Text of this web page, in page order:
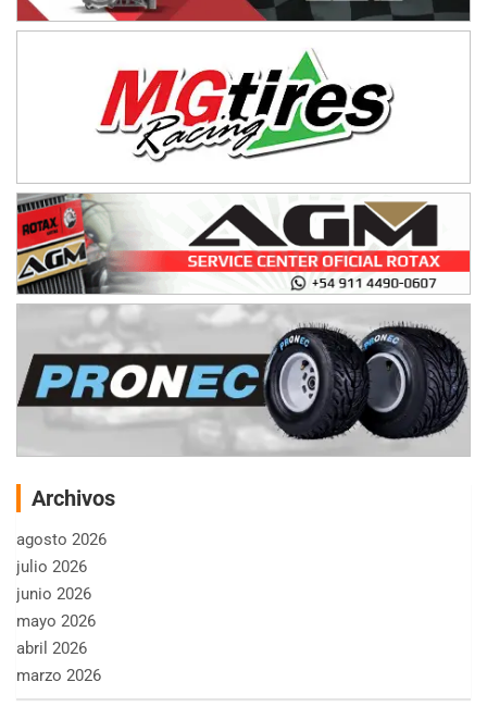
Archivos
agosto 2026
julio 2026
junio 2026
mayo 2026
abril 2026
marzo 2026